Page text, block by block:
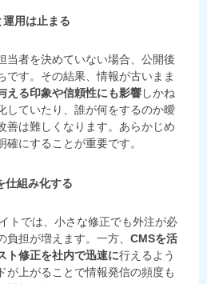
用は止まる
当者を決めていない場合、公開後
です。その結果、情報が古いまま
える印象や信頼性にも影響しかね
していたり、誰が何をするのか曖
善は難しくなります。あらかじめ
にすることが重要です。
仕組み化する
トでは、小さな修正でも外注が必
担が増えます。一方、 CMSを活
ト修正を社内で迅速に行えるよう
が上がることで情報発信の頻度も